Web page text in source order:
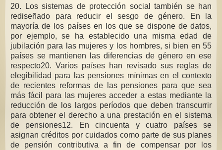
20. Los sistemas de protección social también se han
rediseñado para reducir el sesgo de género. En la
mayoría de los países en los que se dispone de datos,
por ejemplo, se ha establecido una misma edad de
jubilación para las mujeres y los hombres, si bien en 55
países se mantienen las diferencias de género en ese
respecto20. Varios países han revisado sus reglas de
elegibilidad para las pensiones mínimas en el contexto
de recientes reformas de las pensiones para que sea
más fácil para las mujeres acceder a estas mediante la
reducción de los largos períodos que deben transcurrir
para obtener el derecho a una prestación en el sistema
de pensiones12. En cincuenta y cuatro países se
asignan créditos por cuidados como parte de sus planes
de pensión contributiva a fin de compensar por los